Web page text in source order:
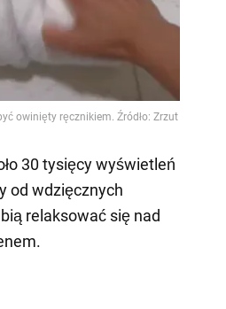
30 tysięcy wyświetleń
od wdzięcznych
relaksować się nad